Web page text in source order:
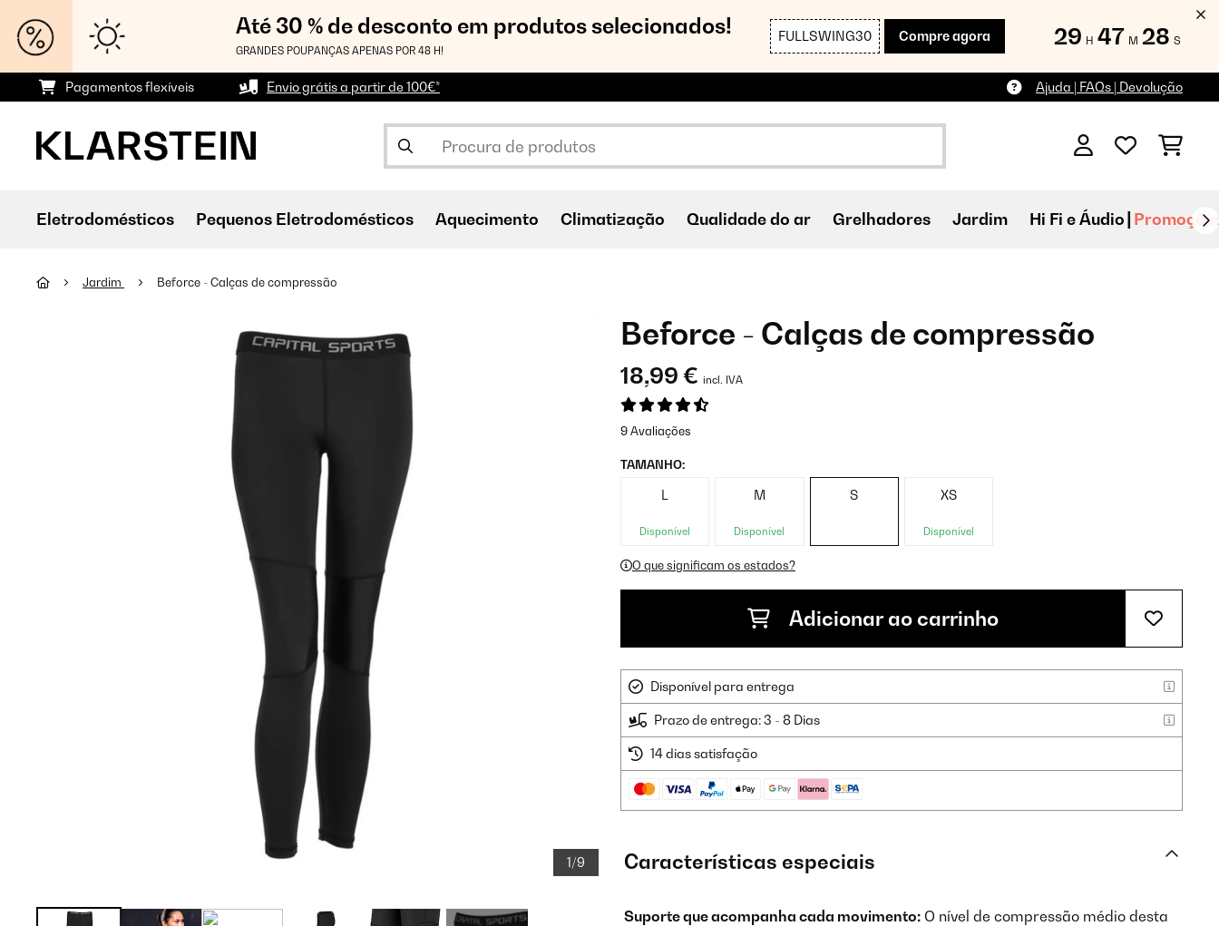
Até 30 % de desconto em produtos selecionados!
GRANDES POUPANÇAS APENAS POR 48 H!
FULLSWING30 Compre agora 29 H 47 M 27 S
Pagamentos flexíveis Envio grátis a partir de 100€* Ajuda | FAQs | Devolução
Eletrodomésticos Pequenos Eletrodomésticos Aquecimento Climatização Qualidade do ar Grelhadores Jardim Hi Fi e Áudio
Jardim Beforce - Calças de compressão
1/9
Beforce - Calças de compressão
18,99 € incl. IVA
9 Avaliações
TAMANHO:
L
Disponível
M
Disponível
S XS
Disponível
O que significam os estados?
Adicionar ao carrinho
Disponível para entrega
Prazo de entrega: 3 - 8 Dias
14 dias satisfação
Características especiais
Suporte que acompanha cada movimento: O nível de compressão médio desta